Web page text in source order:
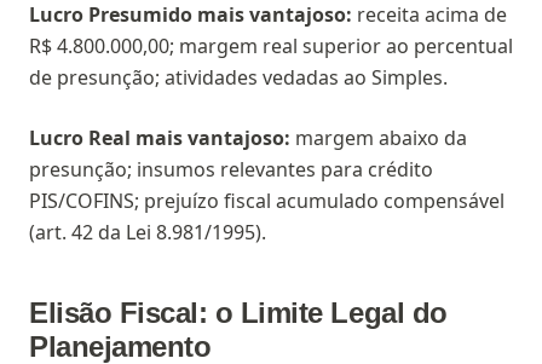
Lucro Presumido mais vantajoso: receita acima de
R$ 4.800.000,00; margem real superior ao percentual
de presunção; atividades vedadas ao Simples.
Lucro Real mais vantajoso: margem abaixo da
presunção; insumos relevantes para crédito
PIS/COFINS; prejuízo fiscal acumulado compensável
(art. 42 da Lei 8.981/1995).
Elisão Fiscal: o Limite Legal do
Planejamento